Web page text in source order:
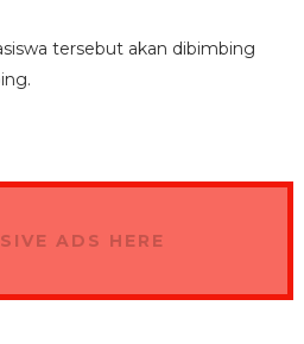
tersebut akan dibimbing
ADS HERE